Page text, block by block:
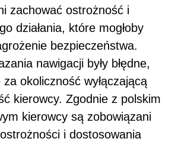
zachować ostrożność i
działania, które mogłoby
bezpieczeństwa.
nawigacji były błędne,
okoliczność wyłączającą
kierowcy. Zgodnie z polskim
kierowcy są zobowiązani
i dostosowania